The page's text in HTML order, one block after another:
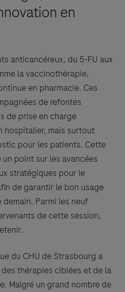
en
anticancéreux, du 5-FU aux
la vaccinothérapie,
en pharmacie. Ces
de refontes
de prise en charge
hospitalier, mais surtout
pour les patients. Cette
point sur les avancées
stratégiques pour le
de garantir le bon usage
Parmi les neuf
de cette session,
du CHU de Strasbourg a
thérapies ciblées et de la
Malgré un grand nombre de